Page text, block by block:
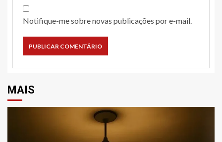
Notifique-me sobre novas publicações por e-mail.
MAIS